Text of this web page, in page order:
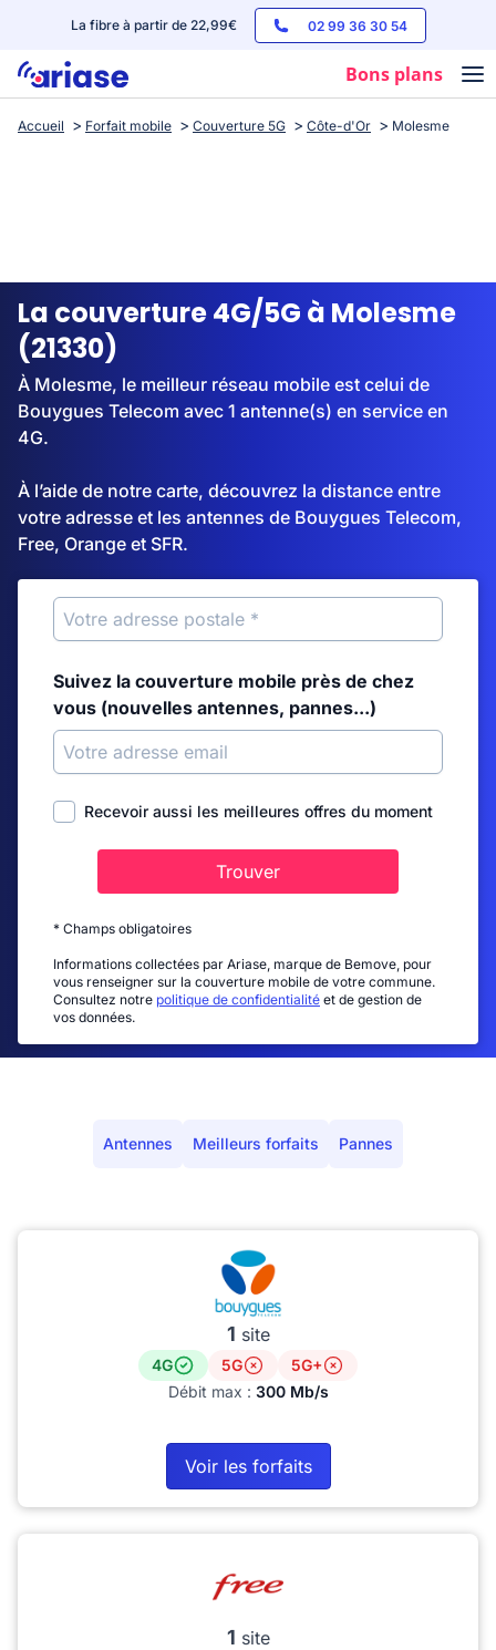
La fibre à partir de 22,99€ 02 99 36 30 54
Bons plans
Box internet
Streaming
Accueil Forfait mobile Couverture 5G Côte-d'Or Molesme
La couverture 4G/5G à Molesme
(21330)
À Molesme, le meilleur réseau mobile est celui de
Bouygues Telecom avec 1 antenne(s) en service en
4G.
À l’aide de notre carte, découvrez la distance entre
votre adresse et les antennes de Bouygues Telecom,
Free, Orange et SFR.
Suivez la couverture mobile près de chez
vous (nouvelles antennes, pannes...)
Recevoir aussi les meilleures offres du moment
Trouver
* Champs obligatoires
Informations collectées par Ariase, marque de Bemove, pour
vous renseigner sur la couverture mobile de votre commune.
Consultez notre politique de confidentialité et de gestion de
vos données.
Antennes Meilleurs forfaits Pannes
1 site
4G 5G
5G+
Débit max : 300 Mb/s
Voir les forfaits
1 site